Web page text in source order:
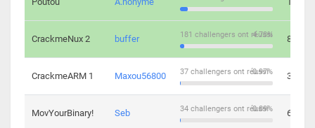
CrackmeNux 2 buffer 4.73%
181 challengers ont réussi 8
CrackmeARM 1 Maxou56800 0.97%
37 challengers ont réussi 3
MovYourBinary! Seb 0.89%
34 challengers ont réussi 6